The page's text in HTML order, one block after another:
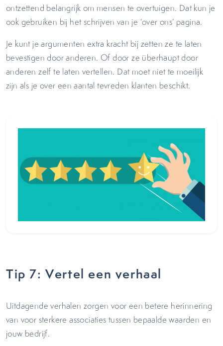
ontzettend belangrijk om mensen te overtuigen. Dat kun je
ook gebruiken bij het schrijven van je ‘over ons’ pagina.
Je kunt je argumenten extra kracht bij zetten ze te laten
bevestigen door anderen. Of door ze überhaupt door
anderen zelf te laten vertellen. Dat moet niet te moeilijk
zijn als je over een aantal tevreden klanten beschikt.
Tip 7: Vertel een verhaal
Uitdagende verhalen zorgen voor een betere herinnering
van voor sterkere associaties tussen bepaalde waarden en
jouw bedrijf.